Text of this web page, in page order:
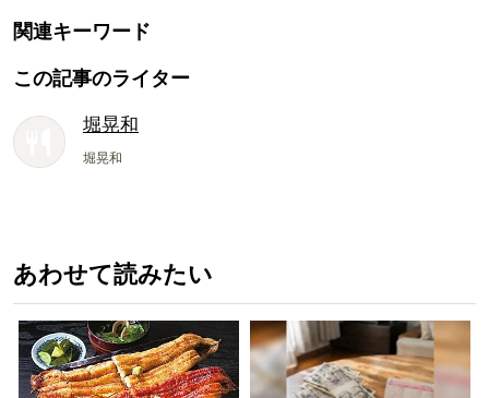
関連キーワード
この記事のライター
堀晃和
堀晃和
あわせて読みたい